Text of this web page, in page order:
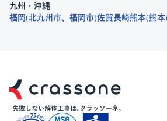
九州・沖縄
福岡 北九州市 福岡市 佐賀長崎熊本 熊本